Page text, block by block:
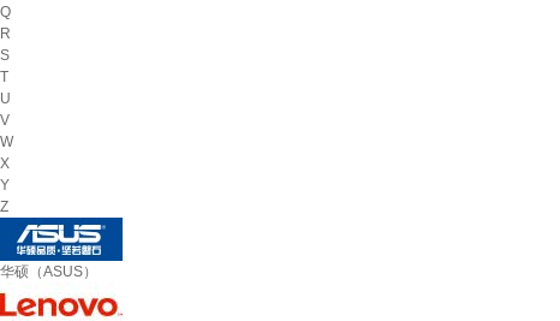
Q
R
S
T
U
V
W
X
Y
Z
华硕（ASUS）